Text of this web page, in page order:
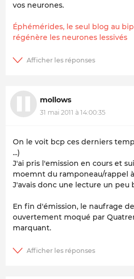
vos neurones.
Éphémérides, le seul blog au
régénère les neurones lessivés
mollows
31 mai 2011 à 14:00:35
On le voit bcp ces derniers
...)
J'ai pris l'emission en cours et
moemnt du ramponeau/rappel
J'avais donc une lecture un peu
En fin d'émission, le naufrage
ouvertement moqué par
marquant.